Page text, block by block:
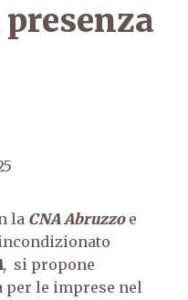
la CNA Abruzzoe
, si propone
per le imprese nel